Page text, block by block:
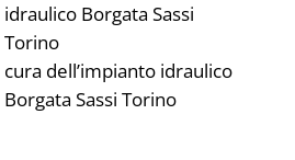
idraulico Borgata Sassi
Torino
cura dell’impianto idraulico
Borgata Sassi Torino